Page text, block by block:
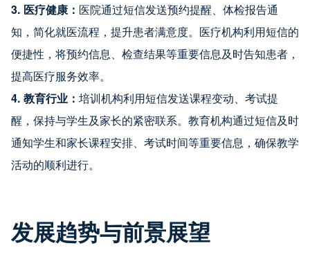
3. 医疗健康： 医院通过短信发送预约提醒、体检报告通
知，简化就医流程，提升患者满意度。医疗机构利用短信的
便捷性，将预约信息、检查结果等重要信息及时告知患者，
提高医疗服务效率。
4. 教育行业： 培训机构利用短信发送课程变动、考试提
醒，保持与学生及家长的紧密联系。教育机构通过短信及时
通知学生和家长课程安排、考试时间等重要信息，确保教学
活动的顺利进行。
发展趋势与前景展望